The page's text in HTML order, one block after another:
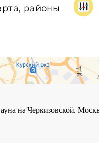
районы